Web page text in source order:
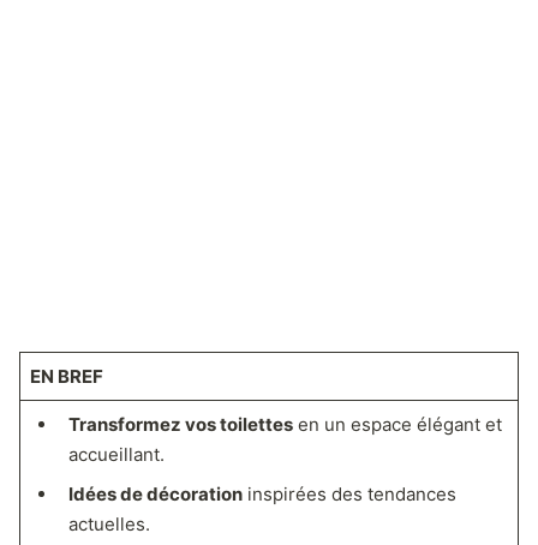
EN BREF
Transformez vos toilettesen un espace élégant et
accueillant.
Idées de décorationinspirées des tendances
actuelles.